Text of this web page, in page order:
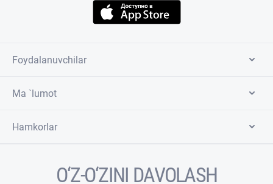
Foydalanuvchilar
Ma `lumot
Hamkorlar
O‘Z-O‘ZINI DAVOLASH